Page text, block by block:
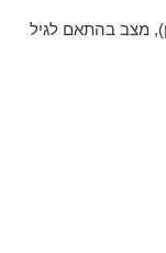
מצב בהתאם לגיל